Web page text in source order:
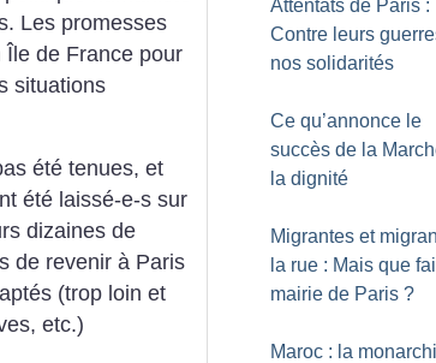
Les promesses
de France pour
situations
été tenues, et
été laissé-e-s sur
dizaines de
de revenir à Paris
(trop loin et
etc.)
Attentats de Paris :
Contre leurs
nos solidarités
Ce qu’annonce le
succès de la
la dignité
Migrantes et
la rue : Mais que
mairie de Paris ?
Maroc : la